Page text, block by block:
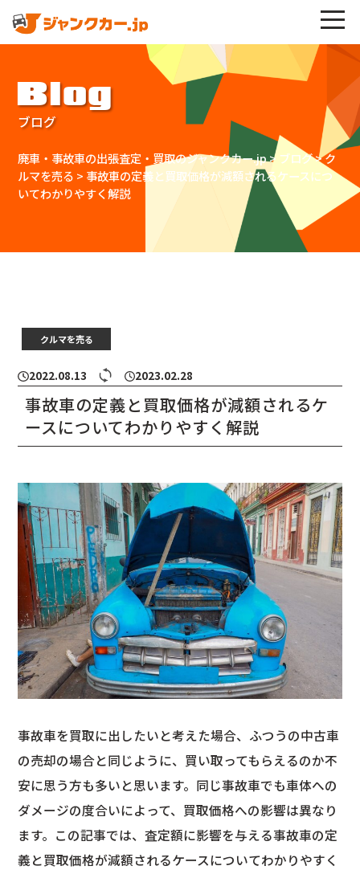
Blog
ブログ
廃車・事故車の出張査定・買取のジャンクカー.jp> ブログ>ク
ルマを売る > 事故車の定義と買取価格が減額されるケースにつ
いてわかりやすく解説
クルマを売る
2022.08.13 2023.02.28
事故車の定義と買取価格が減額されるケ
ースについてわかりやすく解説
事故車を買取に出したいと考えた場合、ふつうの中古車
の売却の場合と同じように、買い取ってもらえるのか不
安に思う方も多いと思います。同じ事故車でも車体への
ダメージの度合いによって、買取価格への影響は異なり
ます。この記事では、査定額に影響を与える事故車の定
義と買取価格が減額されるケースについてわかりやすく